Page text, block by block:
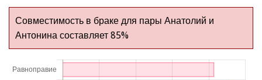
Совместимость в браке для пары Анатолий и
Антонина составляет 85%